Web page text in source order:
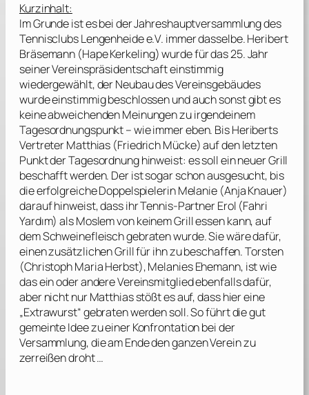
Kurzinhalt:
Im Grunde ist es bei der Jahreshauptversammlung des
Tennisclubs Lengenheide e.V. immer dasselbe. Heribert
Bräsemann (Hape Kerkeling) wurde für das 25. Jahr
seiner Vereinspräsidentschaft einstimmig
wiedergewählt, der Neubau des Vereinsgebäudes
wurde einstimmig beschlossen und auch sonst gibt es
keine abweichenden Meinungen zu irgendeinem
Tagesordnungspunkt – wie immer eben. Bis Heriberts
Vertreter Matthias (Friedrich Mücke) auf den letzten
Punkt der Tagesordnung hinweist: es soll ein neuer Grill
beschafft werden. Der ist sogar schon ausgesucht, bis
die erfolgreiche Doppelspielerin Melanie (Anja Knauer)
darauf hinweist, dass ihr Tennis-Partner Erol (Fahri
Yardım) als Moslem von keinem Grill essen kann, auf
dem Schweinefleisch gebraten wurde. Sie wäre dafür,
einen zusätzlichen Grill für ihn zu beschaffen. Torsten
(Christoph Maria Herbst), Melanies Ehemann, ist wie
das ein oder andere Vereinsmitglied ebenfalls dafür,
aber nicht nur Matthias stößt es auf, dass hier eine
„Extrawurst“ gebraten werden soll. So führt die gut
gemeinte Idee zu einer Konfrontation bei der
Versammlung, die am Ende den ganzen Verein zu
zerreißen droht …